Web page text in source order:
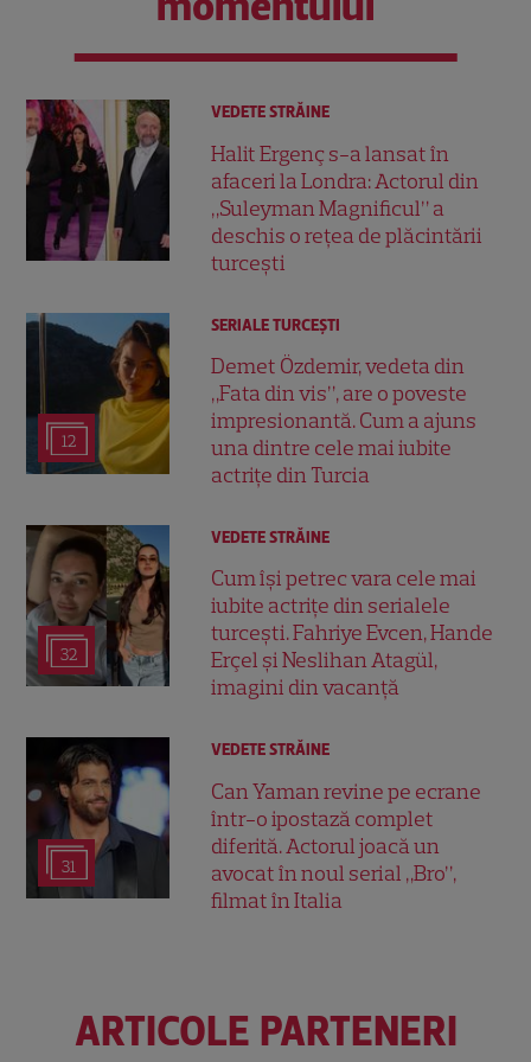
VEDETE STRĂINE
Halit Ergenç s-a lansat în
afaceri la Londra: Actorul din
„Suleyman Magnificul” a
deschis o rețea de plăcintării
turcești
12
SERIALE TURCEŞTI
Demet Özdemir, vedeta din
„Fata din vis”, are o poveste
impresionantă. Cum a ajuns
una dintre cele mai iubite
actrițe din Turcia
32
VEDETE STRĂINE
Cum își petrec vara cele mai
iubite actrițe din serialele
turcești. Fahriye Evcen, Hande
Erçel și Neslihan Atagül,
imagini din vacanță
31
VEDETE STRĂINE
Can Yaman revine pe ecrane
într-o ipostază complet
diferită. Actorul joacă un
avocat în noul serial „Bro”,
filmat în Italia
ARTICOLE PARTENERI